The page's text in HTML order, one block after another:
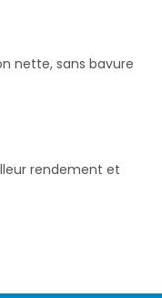
nette, sans bavure
rendement et